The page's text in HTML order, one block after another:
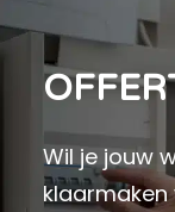
Wil je jouw